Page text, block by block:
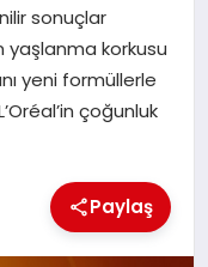
sonuçlar
yaşlanma korkusu
yeni formüllerle
çoğunluk
Paylaş